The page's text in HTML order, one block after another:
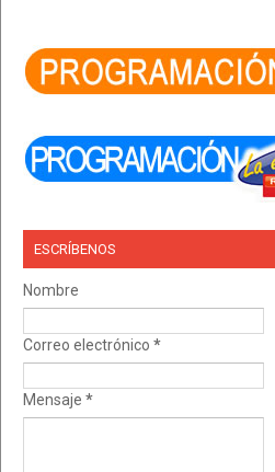
ESCRÍBENOS
Nombre
Correo electrónico *
Mensaje *